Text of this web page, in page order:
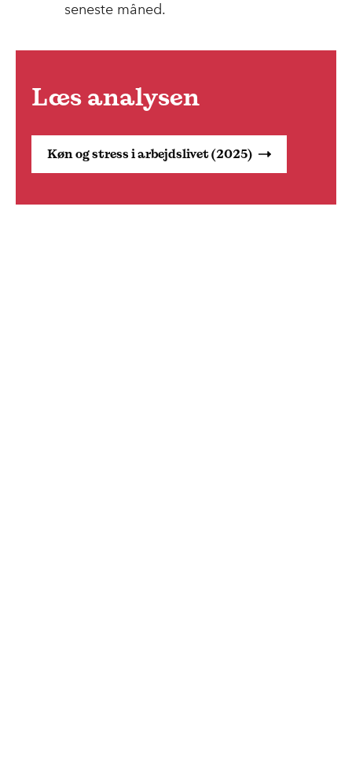
seneste måned.
Læs analysen
Køn og stress i arbejdslivet (2025)